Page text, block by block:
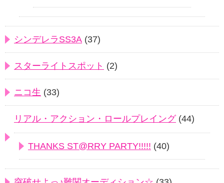
シンデレラSS3A (37)
スターライトスポット (2)
ニコ生 (33)
リアル・アクション・ロールプレイング(44)
THANKS ST@RRY PARTY!!!!! (40)